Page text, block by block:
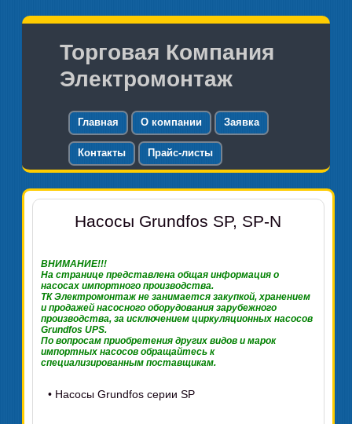
Торговая Компания
Электромонтаж
Главная О компании Заявка
Контакты Прайс-листы
Насосы Grundfos SP, SP-N
ВНИМАНИЕ!!!
На странице представлена общая информация о
насосах импортного производства.
ТК Электромонтаж не занимается закупкой, хранением
и продажей насосного оборудования зарубежного
производства, за исключением циркуляционных насосов
Grundfos UPS.
По вопросам приобретения других видов и марок
импортных насосов обращайтесь к
специализированным поставщикам.
• Насосы Grundfos серии SP